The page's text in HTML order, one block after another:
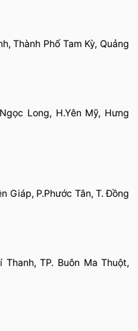
Thành Phố Tam Kỳ, Quảng
Long, H.Yên Mỹ, Hưng
Giáp, P.Phước Tân, T. Đồng
TP. Buôn Ma Thuột,